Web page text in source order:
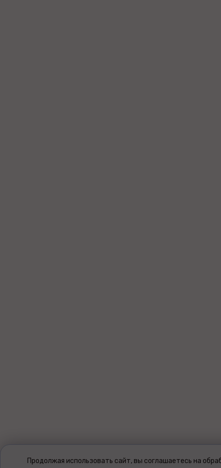
Продолжая использовать сайт, вы соглашаетесь на